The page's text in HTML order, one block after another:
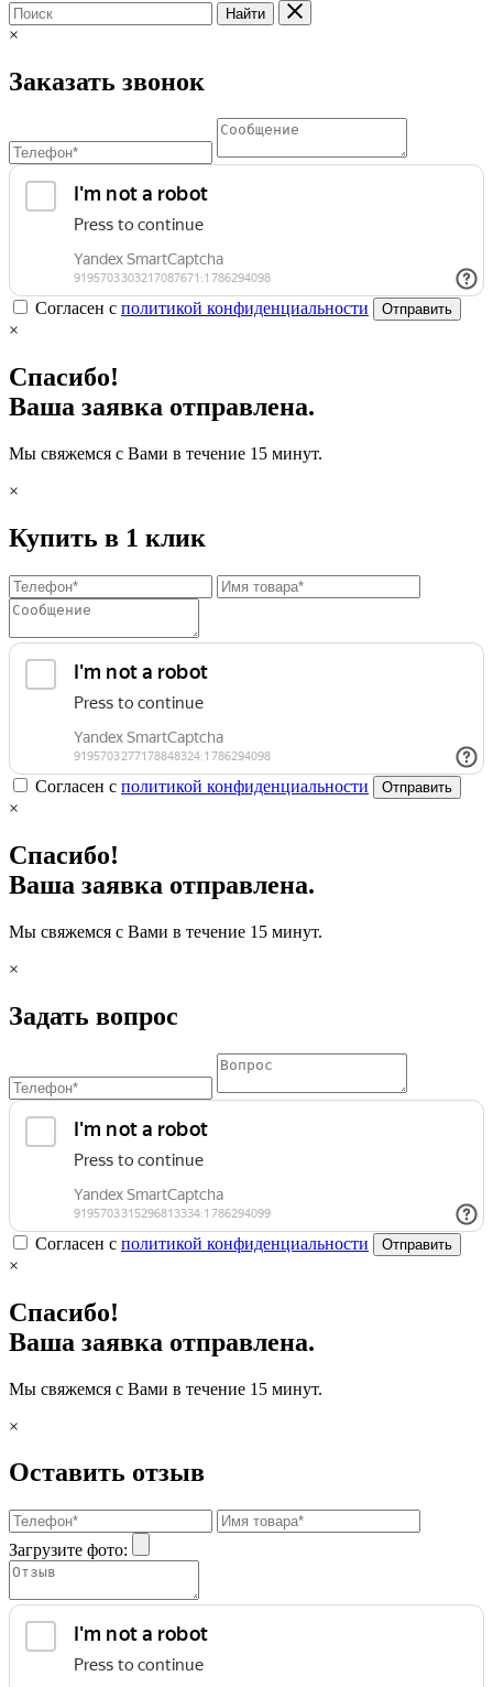
Найти
×
Заказать звонок
Согласен с политикой конфиденциальности Отправить
×
Спасибо!
Ваша заявка отправлена.
Мы свяжемся с Вами в течение 15 минут.
×
Купить в 1 клик
Согласен с политикой конфиденциальности Отправить
×
Спасибо!
Ваша заявка отправлена.
Мы свяжемся с Вами в течение 15 минут.
×
Задать вопрос
Согласен с политикой конфиденциальности Отправить
×
Спасибо!
Ваша заявка отправлена.
Мы свяжемся с Вами в течение 15 минут.
×
Оставить отзыв
Загрузите фото: